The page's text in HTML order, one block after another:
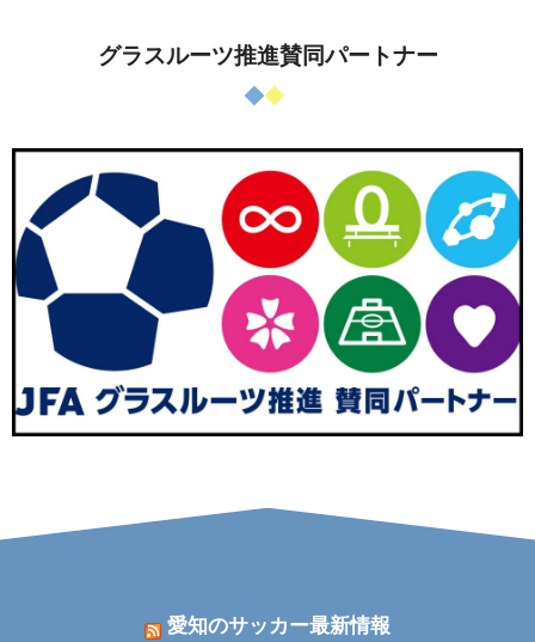
グラスルーツ推進賛同パートナー
愛知のサッカー最新情報